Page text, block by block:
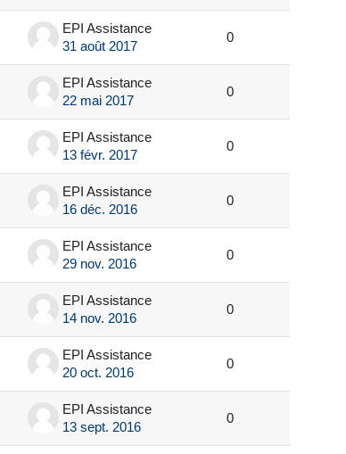
EPI Assistance
31 août 2017
0
EPI Assistance
22 mai 2017
0
EPI Assistance
13 févr. 2017
0
EPI Assistance
16 déc. 2016
0
EPI Assistance
29 nov. 2016
0
EPI Assistance
14 nov. 2016
0
EPI Assistance
20 oct. 2016
0
EPI Assistance
13 sept. 2016
0